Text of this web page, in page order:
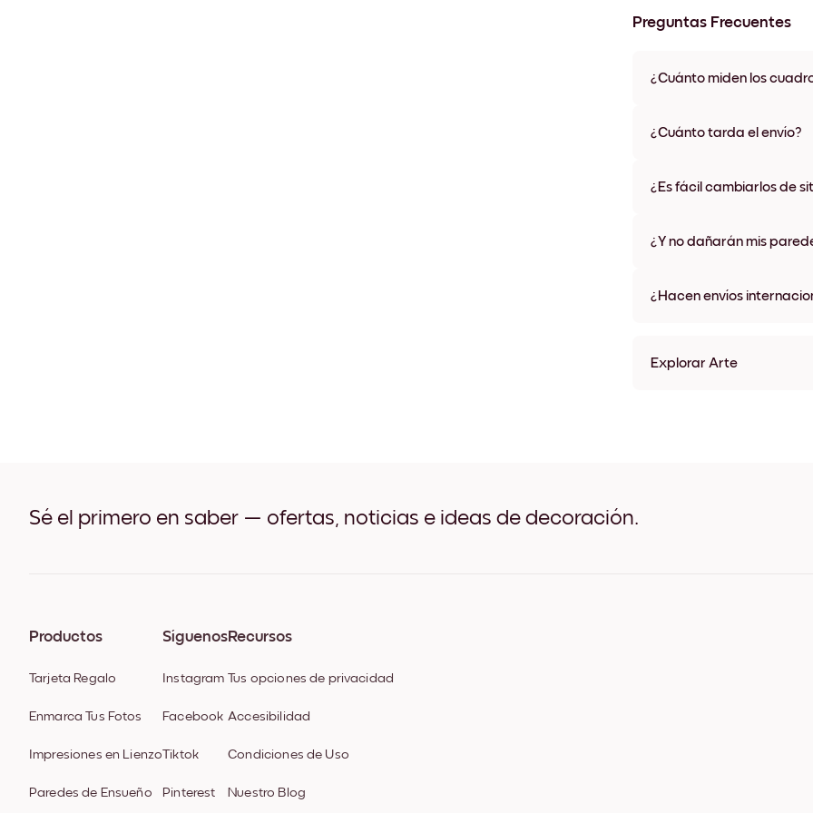
Preguntas Frecuentes
¿Cuánto miden los
materiales y colores de
¿Cuánto tarda el envío?
algunos países. Te
¿Es fácil cambiarlos de
¿Y no dañarán mis
¿Hacen envíos
Explorar Arte
Sé el primero en saber — ofertas, noticias e ideas de decoración.
Productos
Tarjeta Regalo
Enmarca Tus Fotos
Impresiones en Lienzo
Paredes de Ensueño
Síguenos
Instagram
Facebook
Tiktok
Pinterest
Recursos
Tus opciones de privacidad
Accesibilidad
Condiciones de Uso
Nuestro Blog